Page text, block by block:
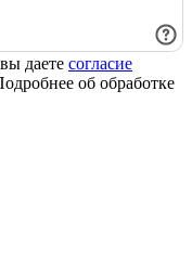
даете согласие
об обработке